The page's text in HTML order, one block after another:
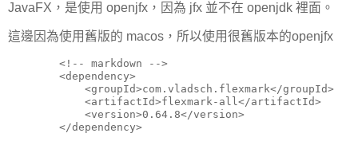
JavaFX，是使用 openjfx，因為 jfx 並不在 openjdk 裡面。
這邊因為使用舊版的 macos，所以使用很舊版本的openjfx
        <!-- markdown -->
        <dependency>
            <groupId>com.vladsch.flexmark</groupId>
            <artifactId>flexmark-all</artifactId>
            <version>0.64.8</version>
        </dependency>